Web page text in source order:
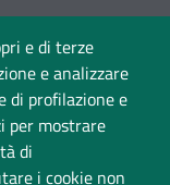
e di terze
e analizzare
di profilazione e
per mostrare
di
i cookie non